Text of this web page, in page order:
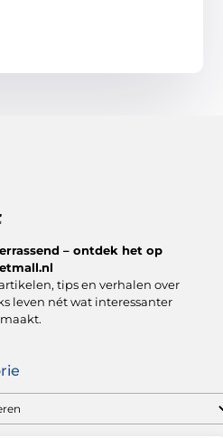
– ontdek het op
tips en verhalen over
leven nét wat interessanter
maakt.